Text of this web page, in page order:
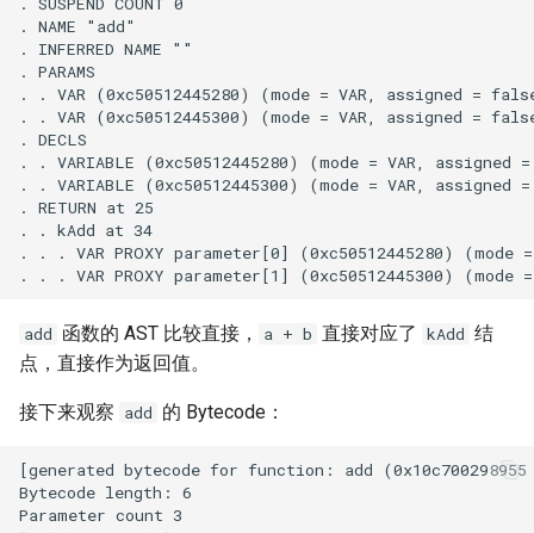
add 函数的 AST 比较直接， a + b 直接对应了 kAdd 结
点，直接作为返回值。
接下来观察 add 的 Bytecode：